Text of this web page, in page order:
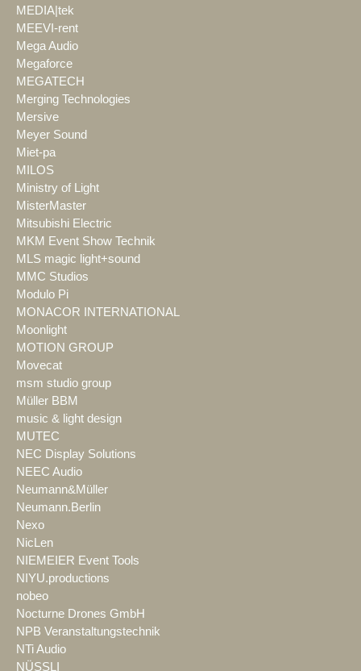
MEDIA|tek
MEEVI-rent
Mega Audio
Megaforce
MEGATECH
Merging Technologies
Mersive
Meyer Sound
Miet-pa
MILOS
Ministry of Light
MisterMaster
Mitsubishi Electric
MKM Event Show Technik
MLS magic light+sound
MMC Studios
Modulo Pi
MONACOR INTERNATIONAL
Moonlight
MOTION GROUP
Movecat
msm studio group
Müller BBM
music & light design
MUTEC
NEC Display Solutions
NEEC Audio
Neumann&Müller
Neumann.Berlin
Nexo
NicLen
NIEMEIER Event Tools
NIYU.productions
nobeo
Nocturne Drones GmbH
NPB Veranstaltungstechnik
NTi Audio
NÜSSLI